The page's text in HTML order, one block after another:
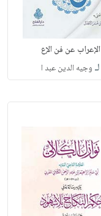
الإعراب عن فن الإع
لـ وجيه الدين عبد ا